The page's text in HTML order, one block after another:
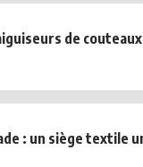
de
: un siège textile